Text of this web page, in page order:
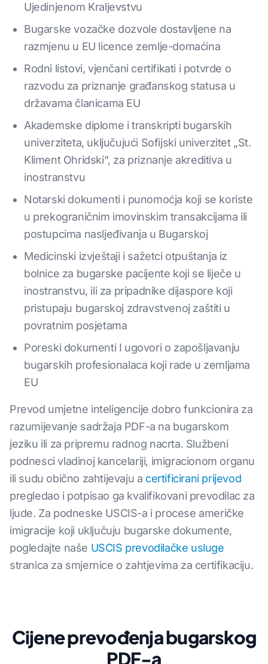
Ujedinjenom Kraljevstvu
Bugarske vozačke dozvole dostavljene na
razmjenu u EU licence zemlje-domaćina
Rodni listovi, vjenčani certifikati i potvrde o
razvodu za priznanje građanskog statusa u
državama članicama EU
Akademske diplome i transkripti bugarskih
univerziteta, uključujući Sofijski univerzitet „St.
Kliment Ohridski", za priznanje akreditiva u
inostranstvu
Notarski dokumenti i punomoćja koji se koriste
u prekograničnim imovinskim transakcijama ili
postupcima nasljeđivanja u Bugarskoj
Medicinski izvještaji i sažetci otpuštanja iz
bolnice za bugarske pacijente koji se liječe u
inostranstvu, ili za pripadnike dijaspore koji
pristupaju bugarskoj zdravstvenoj zaštiti u
povratnim posjetama
Poreski dokumenti I ugovori o zapošljavanju
bugarskih profesionalaca koji rade u zemljama
EU
Prevod umjetne inteligencije dobro funkcionira za
razumijevanje sadržaja PDF-a na bugarskom
jeziku ili za pripremu radnog nacrta. Službeni
podnesci vladinoj kancelariji, imigracionom organu
ili sudu obično zahtijevaju a certificirani prijevod
pregledao i potpisao ga kvalifikovani prevodilac za
ljude. Za podneske USCIS-a i procese američke
imigracije koji uključuju bugarske dokumente,
pogledajte naše USCIS prevodilačke usluge
stranica za smjernice o zahtjevima za certifikaciju.
Cijene prevođenja bugarskog
PDF-a